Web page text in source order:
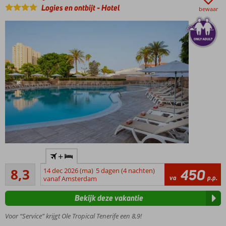
leeftijd
16
jaar)
Inclusive
ook
mogelijk
Logies en ontbijt-Hotel bewaar
min.
leeftijd
16 jaar
loopafstand
8,3Zeer goed
15
beoordelingen
+
14 dec 2026 (ma) 5 dagen (4 nachten)
vanaf Amsterdam
va 450 p.p.
Voor “Service” krijgt Ole Tropical Tenerife een 8,9!
Bekijk deze vakantie